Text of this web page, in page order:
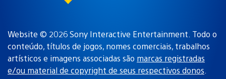
Website © 2026 Sony Interactive Entertainment. Todo o
conteúdo, títulos de jogos, nomes comerciais, trabalhos
artísticos e imagens associadas são marcas registradas
e/ou material de copyright de seus respectivos donos.